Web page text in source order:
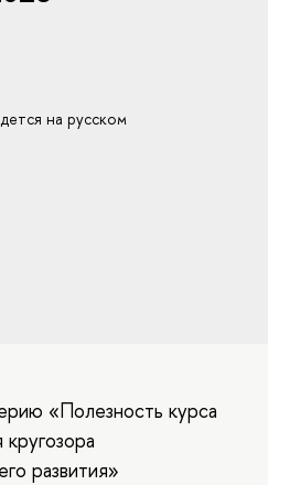
на русском
«Полезность курса
развития»